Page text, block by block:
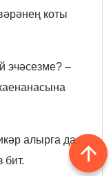
коты
эчәсезме? –
алырга да
бит.